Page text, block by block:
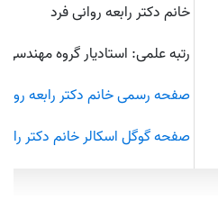
خانم دکتر رابعه روانی فرد
رتبه علمی: استادیار گروه مهندسی
صفحه رسمی خانم دکتر رابعه
صفحه گوگل اسکالر خانم دکتر